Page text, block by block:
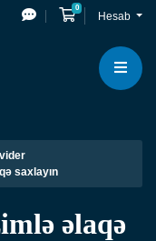
0
SəbətHesab
saxlayın
əlaqə